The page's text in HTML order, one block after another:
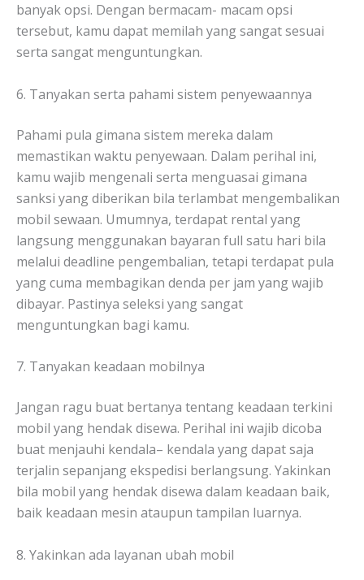
banyak opsi. Dengan bermacam- macam opsi
tersebut, kamu dapat memilah yang sangat sesuai
serta sangat menguntungkan.
6. Tanyakan serta pahami sistem penyewaannya
Pahami pula gimana sistem mereka dalam
memastikan waktu penyewaan. Dalam perihal ini,
kamu wajib mengenali serta menguasai gimana
sanksi yang diberikan bila terlambat mengembalikan
mobil sewaan. Umumnya, terdapat rental yang
langsung menggunakan bayaran full satu hari bila
melalui deadline pengembalian, tetapi terdapat pula
yang cuma membagikan denda per jam yang wajib
dibayar. Pastinya seleksi yang sangat
menguntungkan bagi kamu.
7. Tanyakan keadaan mobilnya
Jangan ragu buat bertanya tentang keadaan terkini
mobil yang hendak disewa. Perihal ini wajib dicoba
buat menjauhi kendala– kendala yang dapat saja
terjalin sepanjang ekspedisi berlangsung. Yakinkan
bila mobil yang hendak disewa dalam keadaan baik,
baik keadaan mesin ataupun tampilan luarnya.
8. Yakinkan ada layanan ubah mobil